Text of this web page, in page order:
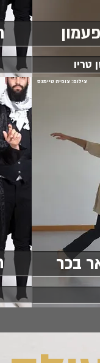
טריו
צילום: צופיה טיימנס